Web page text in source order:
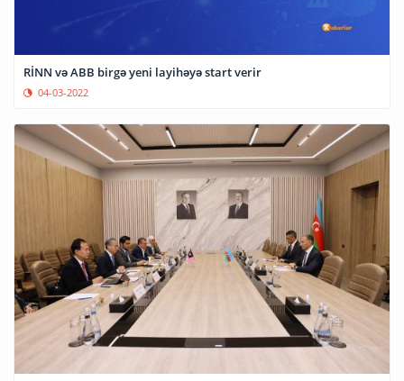
RİNN və ABB birgə yeni layihəyə start verir
04-03-2022